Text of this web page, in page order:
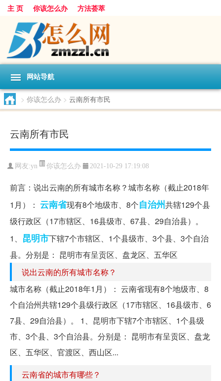
主 页 你该怎么办 方法荟萃
网站导航
> 你该怎么办 > 云南所有市民
云南所有市民
网友:yn 你该怎么办 2021-10-29 17:19:08
前言：说出云南的所有城市名称？城市名称（截止2018年
1月）： 云南省现有8个地级市、8个自治州共辖129个县
级行政区（17市辖区、16县级市、67县、29自治县）。
1、 昆明市下辖7个市辖区、1个县级市、3个县、3个自治
县。分别是： 昆明市有呈贡区、盘龙区、五华区
说出云南的所有城市名称？
城市名称（截止2018年1月）： 云南省现有8个地级市、8
个自治州共辖129个县级行政区（17市辖区、16县级市、6
7县、29自治县）。 1、昆明市下辖7个市辖区、1个县级
市、3个县、3个自治县。分别是： 昆明市有呈贡区、盘龙
区、五华区、官渡区、西山区...
云南省的城市有哪些？